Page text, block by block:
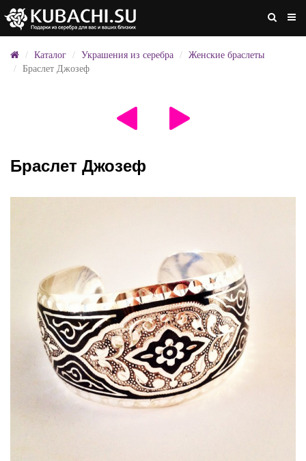
Каталог Украшения из серебра
Женские браслеты
Браслет Джозеф
Браслет Джозеф